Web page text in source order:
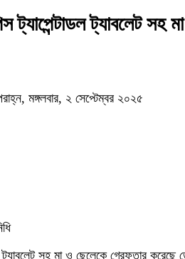
ট্যাপেন্টাডল ট্যাবলেট সহ
মঙ্গলবার, ২ সেপ্টেম্বর ২০২৫
ট্যাবলেট সহ মা ও ছেলেকে গ্রেফতার করেছে